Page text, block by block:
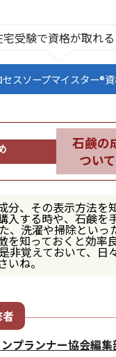
宅受験で資格が取れる
スソープマイスター®
石鹸の
つい
分、その表示方法を
入する時や、石鹸を
、洗濯や掃除といっ
を知っておくと効率
非覚えておいて、日
いね。
プランナー協会編集